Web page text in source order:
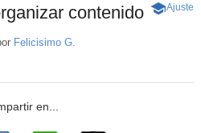
contenido -
Ajuste
Felicisimo G.